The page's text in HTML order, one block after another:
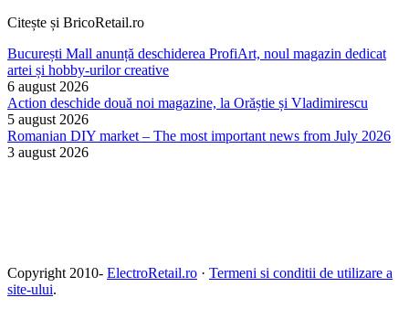
Citește și BricoRetail.ro
București Mall anunță deschiderea ProfiArt, noul magazin dedicat
artei și hobby-urilor creative
6 august 2026
Action deschide două noi magazine, la Orăștie și Vladimirescu
5 august 2026
Romanian DIY market – The most important news from July 2026
3 august 2026
Copyright 2010- ElectroRetail.ro · Termeni si conditii de utilizare a
site-ului.